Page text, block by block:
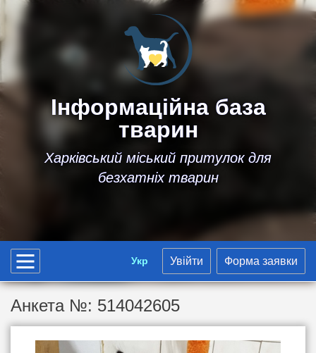
Інформаційна база
тварин
Харківський міський притулок для
безхатніх тварин
Укр Увійти Форма заявки
Анкета №: 514042605